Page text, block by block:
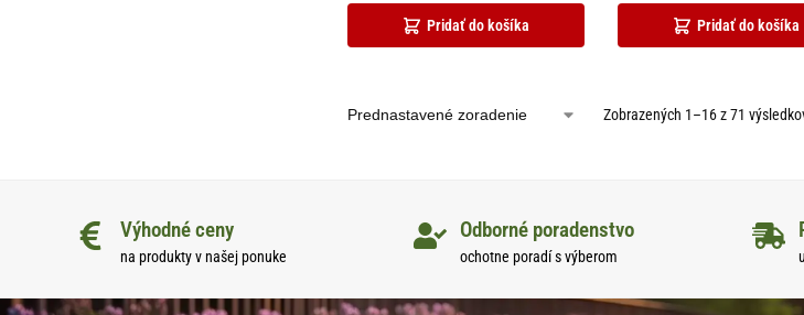
Pridať do košíka Pridať do košíka
Zobrazených 1–16 z 71
Výhodné ceny
na produkty v našej ponuke
Odborné poradenstvo
ochotne poradí s výberom